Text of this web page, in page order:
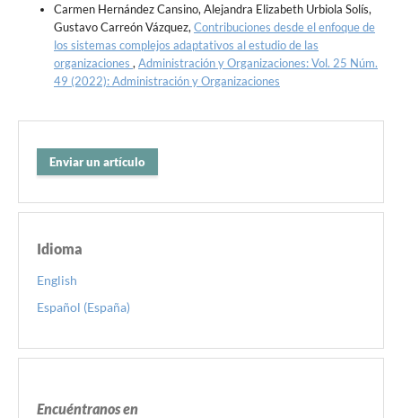
Carmen Hernández Cansino, Alejandra Elizabeth Urbiola Solís,
Gustavo Carreón Vázquez,Contribuciones desde el enfoque de
los sistemas complejos adaptativos al estudio de las
organizaciones ,Administración y Organizaciones: Vol. 25 Núm.
49 (2022): Administración y Organizaciones
Enviar un artículo
Idioma
English
Español (España)
Encuéntranos en